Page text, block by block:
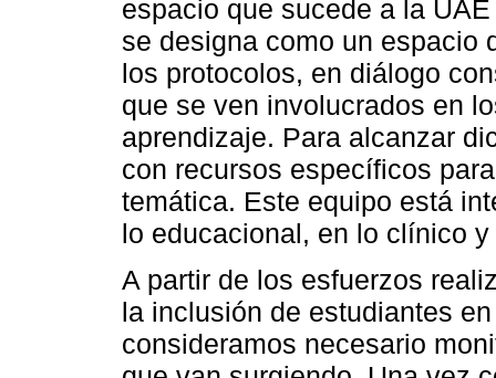
espacio que sucede a la
se designa como un espacio
los protocolos, en diálogo
que se ven involucrados en
aprendizaje. Para alcanzar
con recursos específicos
temática. Este equipo está
lo educacional, en lo clínico
A partir de los esfuerzos
la inclusión de estudiantes
consideramos necesario